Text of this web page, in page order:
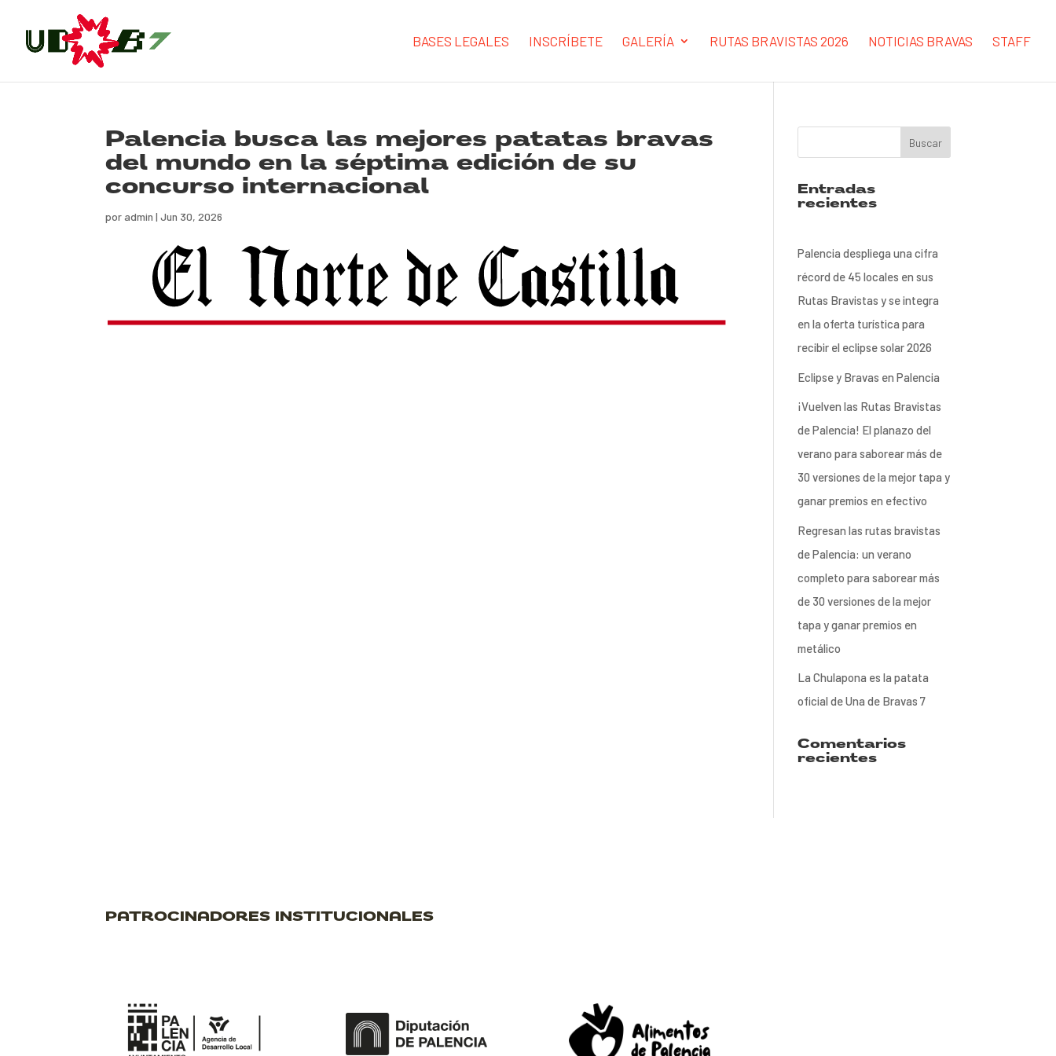
BASES LEGALES INSCRÍBETE GALERÍA RUTAS BRAVISTAS 2026 NOTICIAS BRAVAS STAFF
Palencia busca las mejores patatas bravas
del mundo en la séptima edición de su
concurso internacional
poradmin |Jun 30, 2026
Entradas
recientes
Palencia despliega una cifra
récord de 45 locales en sus
Rutas Bravistas y se integra
en la oferta turística para
recibir el eclipse solar 2026
Eclipse y Bravas en Palencia
¡Vuelven las Rutas Bravistas
de Palencia! El planazo del
verano para saborear más de
30 versiones de la mejor tapa y
ganar premios en efectivo
Regresan las rutas bravistas
de Palencia: un verano
completo para saborear más
de 30 versiones de la mejor
tapa y ganar premios en
metálico
La Chulapona es la patata
oficial de Una de Bravas 7
Comentarios
recientes
PATROCINADORES INSTITUCIONALES